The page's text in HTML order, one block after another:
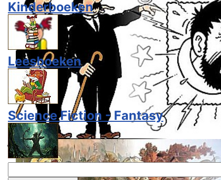
Kinderboeken
Leesboeken
Science Fiction - Fantasy